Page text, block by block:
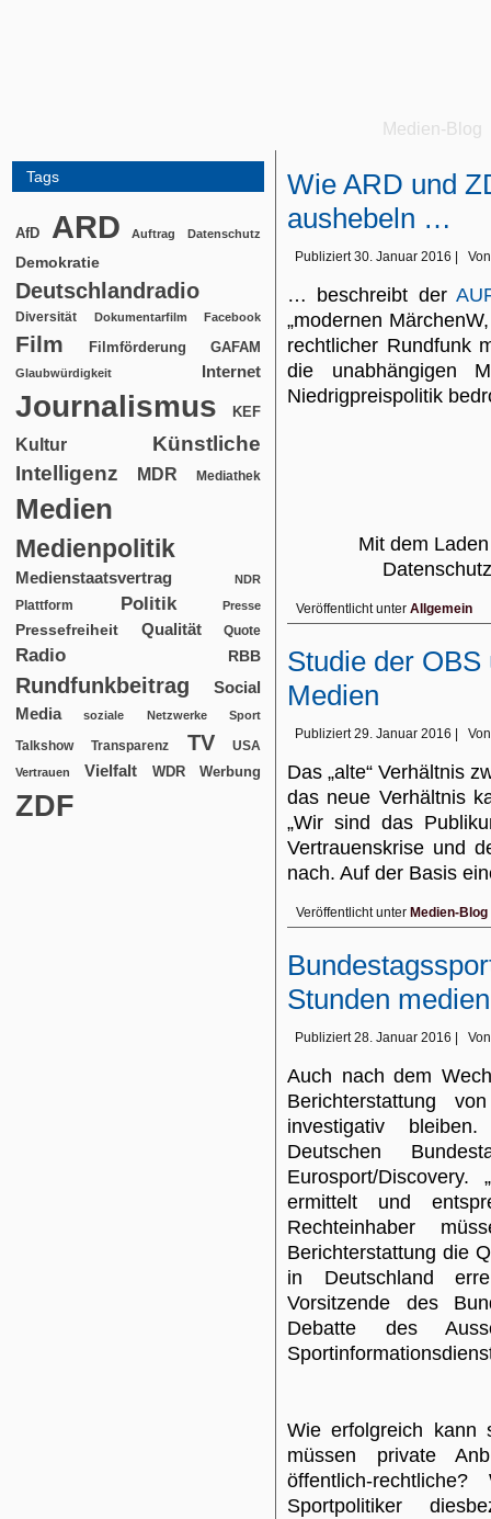
Medien-Blog
Tags
AfD ARD Auftrag Datenschutz
Demokratie
Deutschlandradio
Diversität Dokumentarfilm Facebook
Film Filmförderung GAFAM
Glaubwürdigkeit Internet
Journalismus KEF
Kultur
Künstliche
Intelligenz
MDR Mediathek
Medien
Medienpolitik
Medienstaatsvertrag NDR
Plattform Politik Presse
Pressefreiheit Qualität Quote
Radio RBB
Rundfunkbeitrag
Social
Media
soziale Netzwerke Sport
Talkshow Transparenz TV USA
Vertrauen Vielfalt WDR Werbung
ZDF
Wie ARD und
aushebeln …
Publiziert 30. Januar 2016 Von
… beschreibt der
„modernen
rechtlicher Rundfunk
die unabhängigen
Niedrigpreispolitik
Mit dem
Veröffentlicht unter Allgemein
Studie der
Medien
Publiziert 29. Januar 2016 Von
Das „alte“ Verhältnis
das neue Verhältnis
„Wir sind das
Vertrauenskrise und
nach. Auf der Basis
Veröffentlicht unter Medien-Blog
Stunden
Publiziert 28. Januar 2016 Von
Auch nach dem
Berichterstattung
investigativ
Deutschen
Eurosport/
ermittelt und
Rechteinhaber
Berichterstattung die
in Deutschland
Vorsitzende des
Debatte des
Wie erfolgreich kann
müssen private
öffentlich-
Sportpolitiker